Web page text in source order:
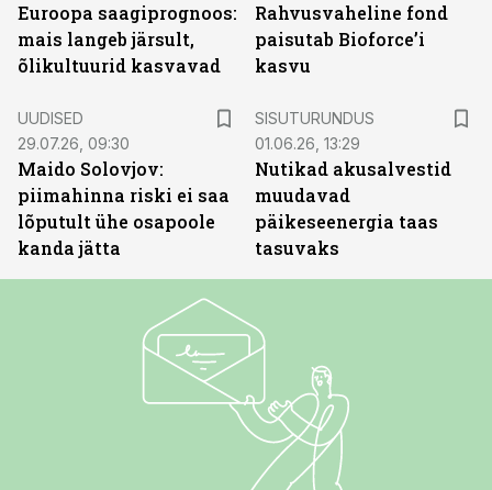
Euroopa saagiprognoos:
mais langeb järsult,
õlikultuurid kasvavad
Rahvusvaheline fond
paisutab Bioforce’i
kasvu
UUDISED
29.07.26, 09:30
Maido Solovjov:
piimahinna riski ei saa
lõputult ühe osapoole
kanda jätta
SISUTURUNDUS
01.06.26, 13:29
Nutikad akusalvestid
muudavad
päikeseenergia taas
tasuvaks